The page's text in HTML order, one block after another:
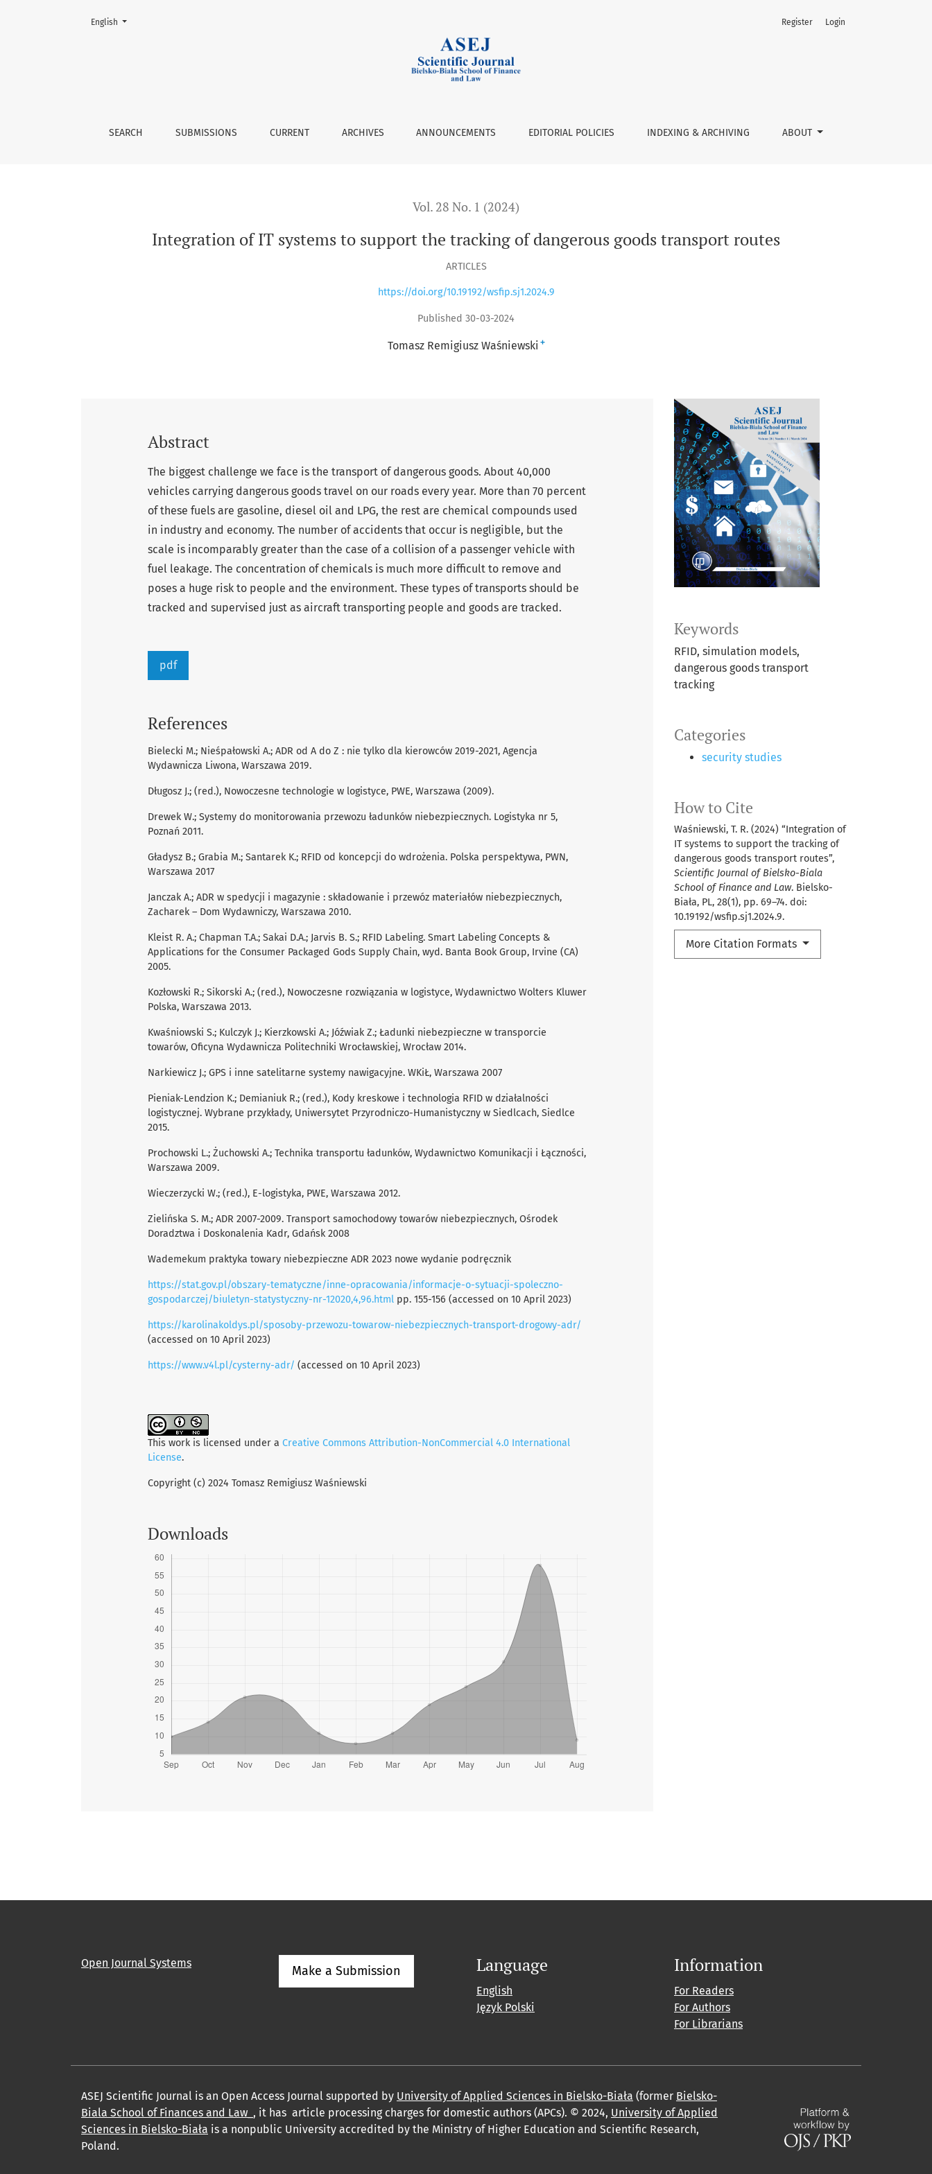
Integration of IT systems to support the tracking of dangerous goods transport routes
SEARCH SUBMISSIONS CURRENT ARCHIVES ANNOUNCEMENTS EDITORIAL POLICIES INDEXING & ARCHIVING ABOUT
Register Login
Change the language. The current language is:
English
Vol. 28 No. 1 (2024)
Integration of IT systems to support the tracking of dangerous goods transport routes
ARTICLES
https://doi.org/10.19192/wsfip.sj1.2024.9
Published 30-03-2024
Tomasz Remigiusz Waśniewski +
Keywords
RFID, simulation models,
dangerous goods transport
tracking
Categories
security studies
How to Cite
Waśniewski, T. R. (2024) “Integration of
IT systems to support the tracking of
dangerous goods transport routes”,
Scientific Journal of Bielsko-Biala
School of Finance and Law. Bielsko-
Biała, PL, 28(1), pp. 69–74. doi:
10.19192/wsfip.sj1.2024.9.
More Citation Formats
Abstract
The biggest challenge we face is the transport of dangerous goods. About 40,000
vehicles carrying dangerous goods travel on our roads every year. More than 70 percent
of these fuels are gasoline, diesel oil and LPG, the rest are chemical compounds used
in industry and economy. The number of accidents that occur is negligible, but the
scale is incomparably greater than the case of a collision of a passenger vehicle with
fuel leakage. The concentration of chemicals is much more difficult to remove and
poses a huge risk to people and the environment. These types of transports should be
tracked and supervised just as aircraft transporting people and goods are tracked.
pdf
References
Bielecki M.; Nieśpałowski A.; ADR od A do Z : nie tylko dla kierowców 2019-2021, Agencja
Wydawnicza Liwona, Warszawa 2019.
Długosz J.; (red.), Nowoczesne technologie w logistyce, PWE, Warszawa (2009).
Drewek W.; Systemy do monitorowania przewozu ładunków niebezpiecznych. Logistyka nr 5,
Poznań 2011.
Gładysz B.; Grabia M.; Santarek K.; RFID od koncepcji do wdrożenia. Polska perspektywa, PWN,
Warszawa 2017
Janczak A.; ADR w spedycji i magazynie : składowanie i przewóz materiałów niebezpiecznych,
Zacharek – Dom Wydawniczy, Warszawa 2010.
Kleist R. A.; Chapman T.A.; Sakai D.A.; Jarvis B. S.; RFID Labeling. Smart Labeling Concepts &
Applications for the Consumer Packaged Gods Supply Chain, wyd. Banta Book Group, Irvine (CA)
2005.
Kozłowski R.; Sikorski A.; (red.), Nowoczesne rozwiązania w logistyce, Wydawnictwo Wolters Kluwer
Polska, Warszawa 2013.
Kwaśniowski S.; Kulczyk J.; Kierzkowski A.; Jóźwiak Z.; Ładunki niebezpieczne w transporcie
towarów, Oficyna Wydawnicza Politechniki Wrocławskiej, Wrocław 2014.
Narkiewicz J.; GPS i inne satelitarne systemy nawigacyjne. WKiŁ, Warszawa 2007
Pieniak-Lendzion K.; Demianiuk R.; (red.), Kody kreskowe i technologia RFID w działalności
logistycznej. Wybrane przykłady, Uniwersytet Przyrodniczo-Humanistyczny w Siedlcach, Siedlce
2015.
Prochowski L.; Żuchowski A.; Technika transportu ładunków, Wydawnictwo Komunikacji i Łączności,
Warszawa 2009.
Wieczerzycki W.; (red.), E-logistyka, PWE, Warszawa 2012.
Zielińska S. M.; ADR 2007-2009. Transport samochodowy towarów niebezpiecznych, Ośrodek
Doradztwa i Doskonalenia Kadr, Gdańsk 2008
Wademekum praktyka towary niebezpieczne ADR 2023 nowe wydanie podręcznik
https://stat.gov.pl/obszary-tematyczne/inne-opracowania/informacje-o-sytuacji-spoleczno-
gospodarczej/biuletyn-statystyczny-nr-12020,4,96.html pp. 155-156 (accessed on 10 April 2023)
https://karolinakoldys.pl/sposoby-przewozu-towarow-niebezpiecznych-transport-drogowy-adr/
(accessed on 10 April 2023)
https://www.v4l.pl/cysterny-adr/ (accessed on 10 April 2023)
This work is licensed under a Creative Commons Attribution-NonCommercial 4.0 International
License.
Copyright (c) 2024 Tomasz Remigiusz Waśniewski
Downloads
Open Journal Systems
Make a Submission Language
English
Język Polski
Information
For Readers
For Authors
For Librarians
ASEJ Scientific Journal is an Open Access Journal supported by University of Applied Sciences in Bielsko-Biała (former Bielsko-
Biala School of Finances and Law_ , it has article processing charges for domestic authors (APCs). © 2024, University of Applied
Sciences in Bielsko-Biała is a nonpublic University accredited by the Ministry of Higher Education and Scientific Research,
Poland.